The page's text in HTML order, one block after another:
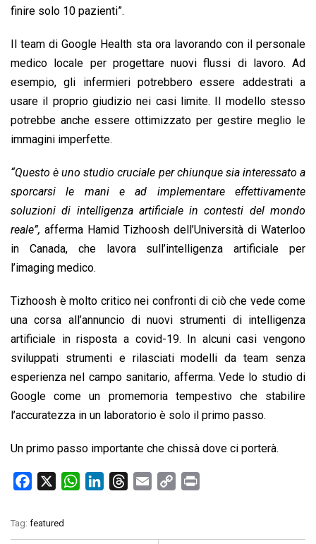
finire solo 10 pazienti”.
Il team di Google Health sta ora lavorando con il personale
medico locale per progettare nuovi flussi di lavoro. Ad
esempio, gli infermieri potrebbero essere addestrati a
usare il proprio giudizio nei casi limite. Il modello stesso
potrebbe anche essere ottimizzato per gestire meglio le
immagini imperfette.
“Questo è uno studio cruciale per chiunque sia interessato a
sporcarsi le mani e ad implementare effettivamente
soluzioni di intelligenza artificiale in contesti del mondo
reale”, afferma Hamid Tizhoosh dell’Università di Waterloo
in Canada, che lavora sull’intelligenza artificiale per
l’imaging medico.
Tizhoosh è molto critico nei confronti di ciò che vede come
una corsa all’annuncio di nuovi strumenti di intelligenza
artificiale in risposta a covid-19. In alcuni casi vengono
sviluppati strumenti e rilasciati modelli da team senza
esperienza nel campo sanitario, afferma. Vede lo studio di
Google come un promemoria tempestivo che stabilire
l’accuratezza in un laboratorio è solo il primo passo.
Un primo passo importante che chissà dove ci porterà.
c
e
W
t
k
e
i
y
n
Tag: featured